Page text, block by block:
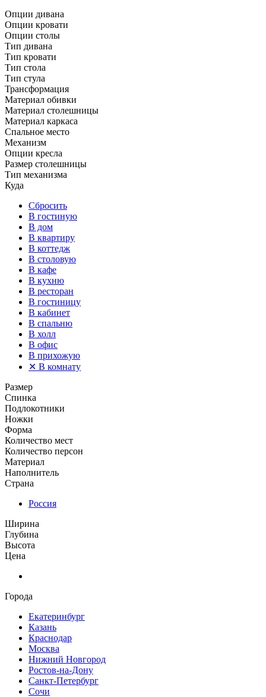
Опции дивана
Опции кровати
Опции столы
Тип дивана
Тип кровати
Тип стола
Тип стула
Трансформация
Материал обивки
Материал столешницы
Материал каркаса
Спальное место
Механизм
Опции кресла
Размер столешницы
Тип механизма
Куда
Сбросить
В гостиную
В дом
В квартиру
В коттедж
В столовую
В кафе
В кухню
В ресторан
В гостиницу
В кабинет
В спальню
В холл
В офис
В прихожую
✕ В комнату
Размер
Спинка
Подлокотники
Ножки
Форма
Количество мест
Количество персон
Материал
Наполнитель
Страна
Россия
Ширина
Глубина
Высота
Цена
Города
Екатеринбург
Казань
Краснодар
Москва
Нижний Новгород
Ростов-на-Дону
Санкт-Петербург
Сочи